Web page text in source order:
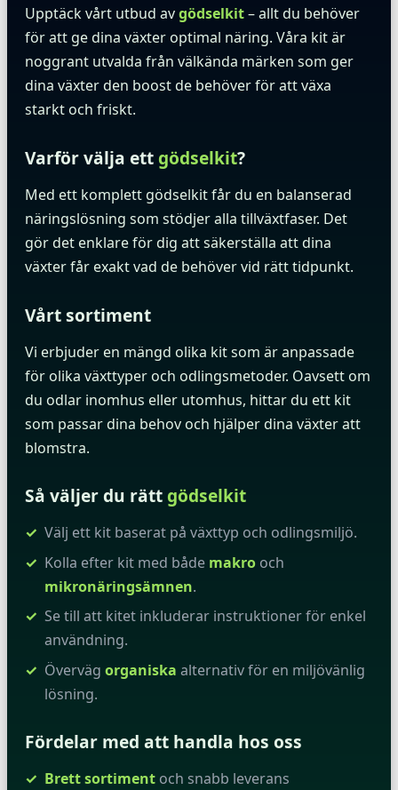
Upptäck vårt utbud avgödselkit– allt du behöver
för att ge dina växter optimal näring. Våra kit är
noggrant utvalda från välkända märken som ger
dina växter den boost de behöver för att växa
starkt och friskt.
Varför välja ettgödselkit?
Med ett komplett gödselkit får du en balanserad
näringslösning som stödjer alla tillväxtfaser. Det
gör det enklare för dig att säkerställa att dina
växter får exakt vad de behöver vid rätt tidpunkt.
Vårt sortiment
Vi erbjuder en mängd olika kit som är anpassade
för olika växttyper och odlingsmetoder. Oavsett om
du odlar inomhus eller utomhus, hittar du ett kit
som passar dina behov och hjälper dina växter att
blomstra.
Så väljer du rättgödselkit
Välj ett kit baserat på växttyp och odlingsmiljö.
Kolla efter kit med både makro och
mikronäringsämnen.
Se till att kitet inkluderar instruktioner för enkel
användning.
Övervägorganiska alternativ för en miljövänlig
lösning.
Fördelar med att handla hos oss
Brett sortiment och snabb leverans